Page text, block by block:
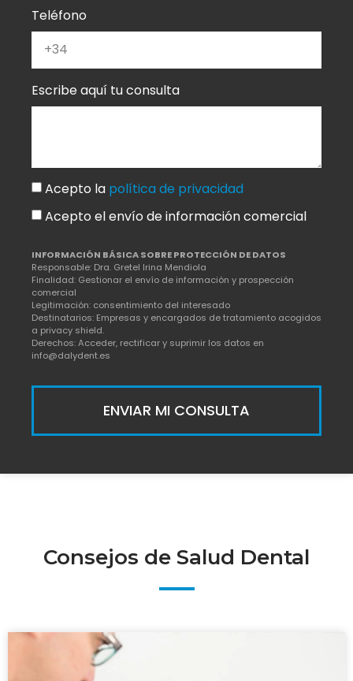
Teléfono
Escribe aquí tu consulta
Acepto la política de privacidad
Acepto el envío de información comercial
INFORMACIÓN BÁSICA SOBRE PROTECCIÓN DE DATOS
Responsable: Dra. Gretel Irina Mendiola
Finalidad: Gestionar el envío de información y prospección
comercial
Legitimación: consentimiento del interesado
Destinatarios: Empresas y encargados de tratamiento acogidos
a privacy shield.
Derechos: Acceder, rectificar y suprimir los datos en
info@dalydent.es
ENVIAR MI CONSULTA
Consejos de Salud Dental